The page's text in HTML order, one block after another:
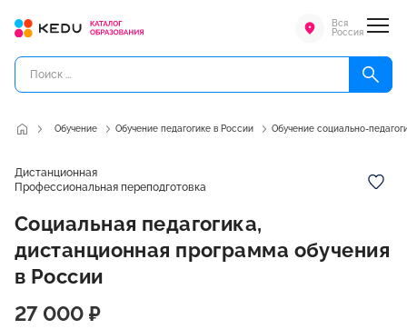
Вся
Россия
Обучение Обучение педагогике в России Обучение социально-
Дистанционная
Профессиональная переподготовка
Социальная педагогика,
дистанционная программа обучения
в России
27 000 ₽